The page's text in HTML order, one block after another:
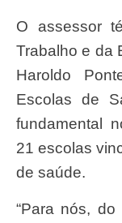
O assessor técnico da Área de Gestão do
Trabalho e da
Haroldo
Escolas de
fundamental
21 escolas
de saúde.
“Para nós, do Conass, a região amazônica é